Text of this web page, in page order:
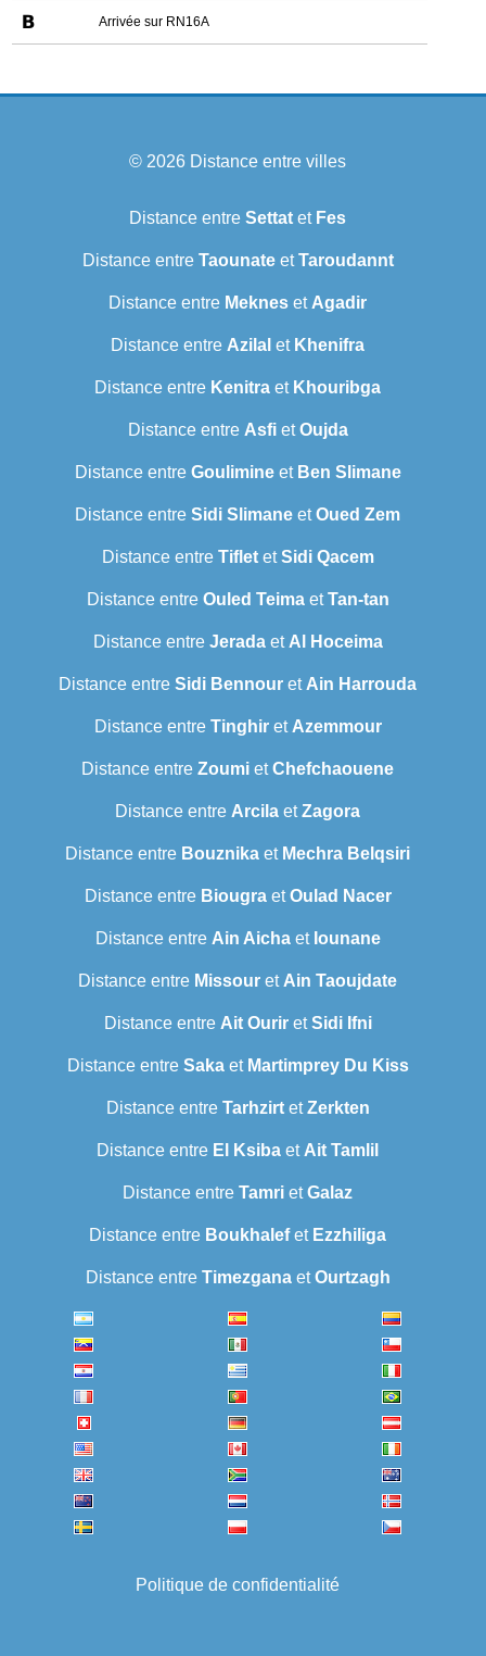
Arrivée sur RN16A
© 2026 Distance entre villes
Distance entre Settat et Fes
Distance entre TaounateetTaroudannt
Distance entre Meknes et Agadir
Distance entre Azilal et Khenifra
Distance entre Kenitra et Khouribga
Distance entre AsfietOujda
Distance entre Goulimineet Ben Slimane
Distance entre Sidi Slimane etOued Zem
Distance entre TifletetSidi Qacem
Distance entre Ouled TeimaetTan-tan
Distance entre Jeradaet Al Hoceima
Distance entre Sidi Bennour et Ain Harrouda
Distance entre Tinghiret Azemmour
Distance entre Zoumi etChefchaouene
Distance entre Arcila etZagora
Distance entre Bouznika et Mechra Belqsiri
Distance entre BiougraetOulad Nacer
Distance entre Ain Aichaet Iounane
Distance entre Missour et Ain Taoujdate
Distance entre Ait OuriretSidi Ifni
Distance entre Sakaet Martimprey Du Kiss
Distance entre TarhzirtetZerkten
Distance entre El Ksiba et Ait Tamlil
Distance entre Tamri etGalaz
Distance entre Boukhalefet Ezzhiliga
Distance entre TimezganaetOurtzagh
Politique de confidentialité